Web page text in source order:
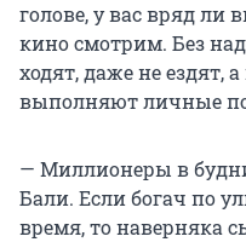
голове, у вас вряд ли
кино смотрим. Без
ходят, даже не ездят,
выполняют личные
— Миллионеры в
Бали. Если богач по
время, то наверняка